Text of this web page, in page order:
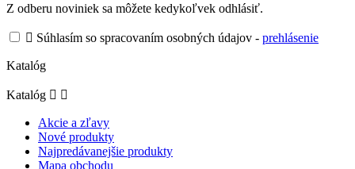
Z odberu noviniek sa môžete kedykoľvek odhlásiť.
 Súhlasím so spracovaním osobných údajov - prehlásenie
Katalóg
Katalóg  
Akcie a zľavy
Nové produkty
Najpredávanejšie produkty
Mapa obchodu